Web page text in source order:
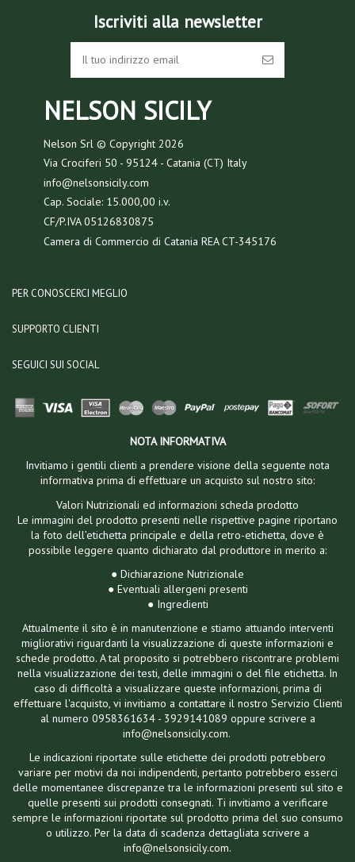
Iscriviti alla newsletter
NELSON SICILY
Nelson Srl © Copyright2026
Via Crociferi 50 - 95124 - Catania (CT) Italy
info@nelsonsicily.com
Cap. Sociale: 15.000,00 i.v.
CF/P.IVA 05126830875
Camera di Commercio di Catania REA CT-345176
PER CONOSCERCI MEGLIO
SUPPORTO CLIENTI
SEGUICI SUI SOCIAL
NOTA INFORMATIVA
Invitiamo i gentili clienti a prendere visione della seguente nota
informativa prima di effettuare un acquisto sul nostro sito:
Valori Nutrizionali ed informazioni scheda prodotto
Le immagini del prodotto presenti nelle rispettive pagine riportano
la foto dell’etichetta principale e della retro-etichetta, dove è
possibile leggere quanto dichiarato dal produttore in merito a:
● Dichiarazione Nutrizionale
● Eventuali allergeni presenti
● Ingredienti
Attualmente il sito è in manutenzione e stiamo attuando interventi
migliorativi riguardanti la visualizzazione di queste informazioni e
schede prodotto. A tal proposito si potrebbero riscontrare problemi
nella visualizzazione dei testi, delle immagini o del file etichetta. In
caso di difficoltà a visualizzare queste informazioni, prima di
effettuare l'acquisto, vi invitiamo a contattare il nostro Servizio Clienti
al numero 0958361634 - 3929141089 oppure scrivere a
info@nelsonsicily.com.
Le indicazioni riportate sulle etichette dei prodotti potrebbero
variare per motivi da noi indipendenti, pertanto potrebbero esserci
delle momentanee discrepanze tra le informazioni presenti sul sito e
quelle presenti sui prodotti consegnati. Ti invitiamo a verificare
sempre le informazioni riportate sul prodotto prima del suo consumo
o utilizzo. Per la data di scadenza dettagliata scrivere a
info@nelsonsicily.com.